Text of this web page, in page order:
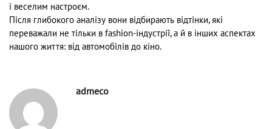
і веселим настроєм.
Після глибокого аналізу вони відбирають відтінки, які
переважали не тільки в fashion-індустрії, а й в інших аспектах
нашого життя: від автомобілів до кіно.
admeco